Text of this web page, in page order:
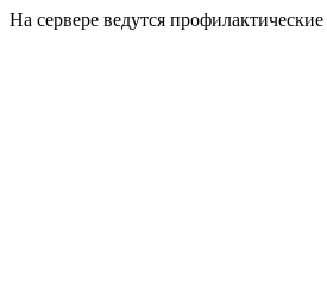
На сервере ведутся